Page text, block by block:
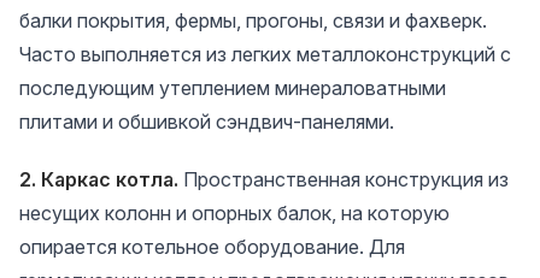
балки покрытия, фермы, прогоны, связи и фахверк.
Часто выполняется из легких металлоконструкций с
последующим утеплением минераловатными
плитами и обшивкой сэндвич-панелями.
2. Каркас котла. Пространственная конструкция из
несущих колонн и опорных балок, на которую
опирается котельное оборудование. Для